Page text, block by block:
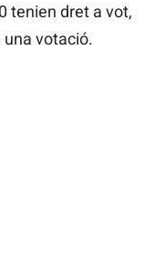
tenien dret a vot,
votació.